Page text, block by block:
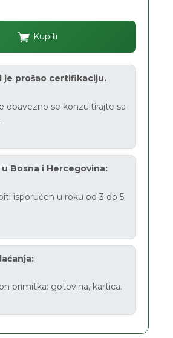
Kupiti
je prošao certifikaciju.
obavezno se konzultirajte sa
Bosna i Hercegovina:
isporučen u roku od 3 do 5
primitka: gotovina, kartica.